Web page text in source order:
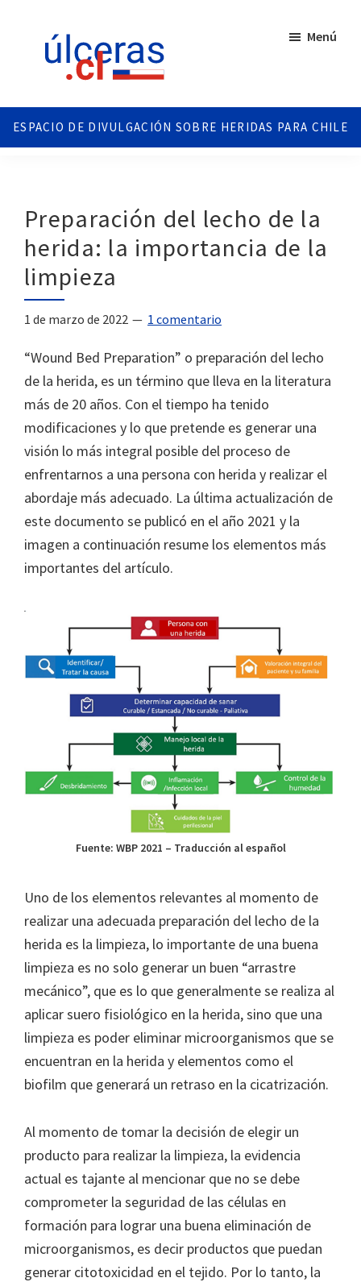
contenido
página
Chile
Espacio
Edición
Chile.
Menú
Preparación del lecho de la
herida: la importancia de la
limpieza
1 de marzo de 2022 1 comentario
“Wound Bed Preparation” o preparación del lecho
de la herida, es un término que lleva en la literatura
más de 20 años. Con el tiempo ha tenido
modificaciones y lo que pretende es generar una
visión lo más integral posible del proceso de
enfrentarnos a una persona con herida y realizar el
abordaje más adecuado. La última actualización de
este documento se publicó en el año 2021 y la
imagen a continuación resume los elementos más
importantes del artículo.
Fuente: WBP 2021 – Traducción al español
Uno de los elementos relevantes al momento de
realizar una adecuada preparación del lecho de la
herida es la limpieza, lo importante de una buena
limpieza es no solo generar un buen “arrastre
mecánico”, que es lo que generalmente se realiza al
aplicar suero fisiológico en la herida, sino que una
limpieza es poder eliminar microorganismos que se
encuentran en la herida y elementos como el
biofilm que generará un retraso en la cicatrización.
Al momento de tomar la decisión de elegir un
producto para realizar la limpieza, la evidencia
actual es tajante al mencionar que no se debe
comprometer la seguridad de las células en
formación para lograr una buena eliminación de
microorganismos, es decir productos que puedan
generar citotoxicidad en el tejido. Por lo tanto, la